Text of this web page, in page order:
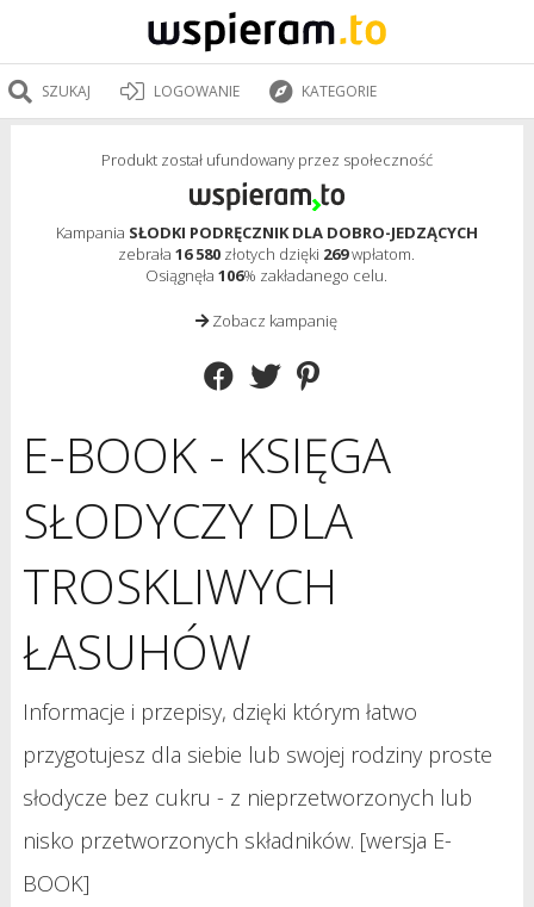
SZUKAJ LOGOWANIE KATEGORIE
Produkt został ufundowany przez społeczność
Kampania SŁODKI PODRĘCZNIK DLA DOBRO-JEDZĄCYCH
zebrała16 580 złotych dzięki 269wpłatom.
Osiągnęła106% zakładanego celu.
Zobacz kampanię
E-BOOK - KSIĘGA
SŁODYCZY DLA
TROSKLIWYCH
ŁASUHÓW
Informacje i przepisy, dzięki którym łatwo
przygotujesz dla siebie lub swojej rodziny proste
słodycze bez cukru - z nieprzetworzonych lub
nisko przetworzonych składników. [wersja E-
BOOK]